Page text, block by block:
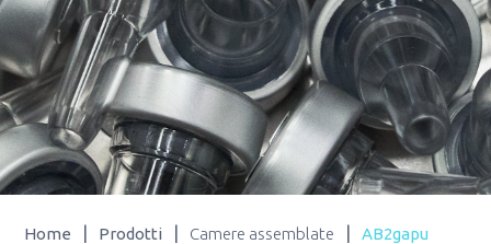
Home Prodotti Camere assemblate AB2gapu